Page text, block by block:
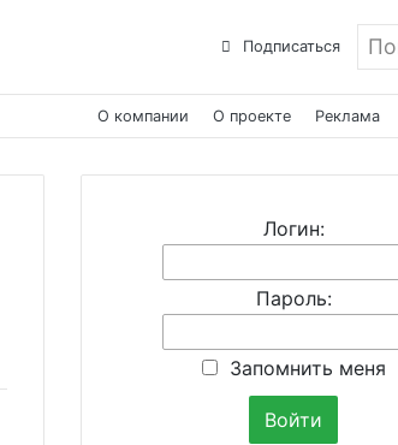
Подписаться
О компании О проекте Реклама
Логин:
Пароль:
Запомнить меня